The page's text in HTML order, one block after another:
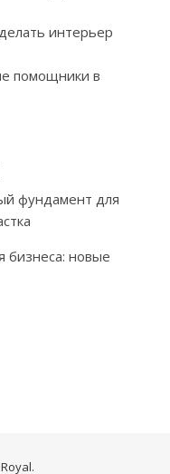
интерьер
помощники в
фундамент для
бизнеса: новые
.